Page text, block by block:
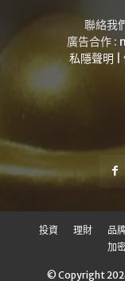
聯絡我
廣告合作 :
私隱聲明
投資 理財 品
加
© Copyright